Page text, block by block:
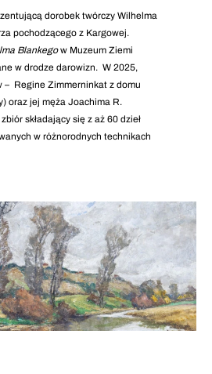
dorobek twórczy Wilhelma
pochodzącego z Kargowej.
Blankegow Muzeum Ziemi
w drodze darowizn. W 2025,
– Regine Zimmerninkat z domu
oraz jej męża Joachima R.
składający się z aż 60 dzieł
w różnorodnych technikach